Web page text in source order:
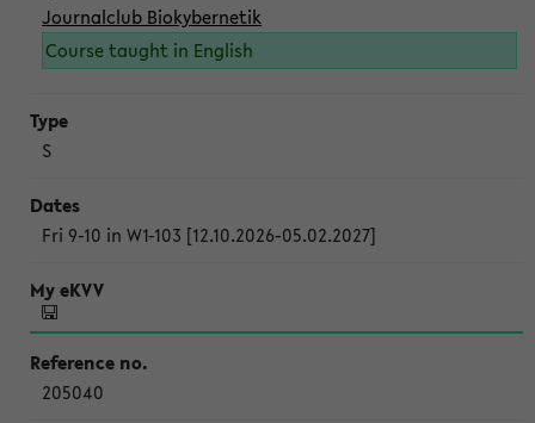
Journalclub Biokybernetik
Course taught in English
S
Fri 9-10 in W1-103 [12.10.2026-05.02.2027]
205040